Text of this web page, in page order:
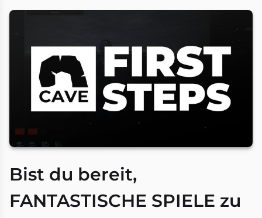
Bist du bereit,
FANTASTISCHE SPIELE zu